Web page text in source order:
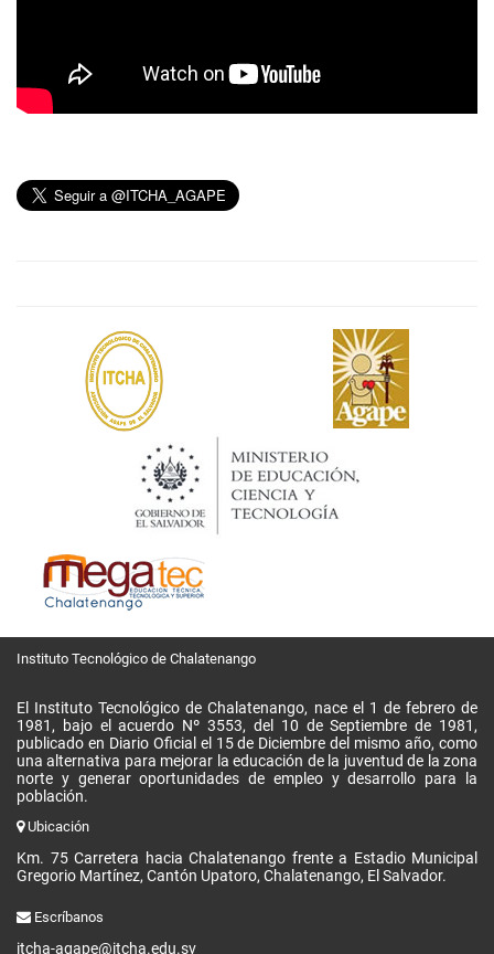
Instituto Tecnológico de Chalatenango
El Instituto Tecnológico de Chalatenango, nace el 1 de febrero de
1981, bajo el acuerdo Nº 3553, del 10 de Septiembre de 1981,
publicado en Diario Oficial el 15 de Diciembre del mismo año, como
una alternativa para mejorar la educación de la juventud de la zona
norte y generar oportunidades de empleo y desarrollo para la
población.
Ubicación
Km. 75 Carretera hacia Chalatenango frente a Estadio Municipal
Gregorio Martínez, Cantón Upatoro, Chalatenango, El Salvador.
Escríbanos
itcha-agape@itcha.edu.sv